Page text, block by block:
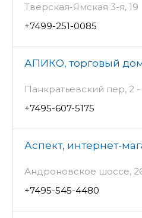
Тверская-Ямская 3-я, 19
+7499-251-0085
АПИКО, торговый
Панкратьевский пер, 2
+7495-607-5175
Аспект, интернет-
Андроновское шоссе,
+7495-545-4480